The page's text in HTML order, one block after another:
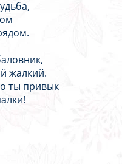
жалкий.
ты привык